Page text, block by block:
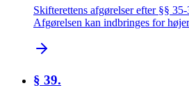
Skifterettens afgørelser efter §§
Afgørelsen kan indbringes for
§ 39.